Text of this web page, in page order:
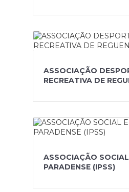
ASSOCIAÇÃO
RECREATIVA DE
ASSOCIAÇÃO
PARADENSE (IPSS)